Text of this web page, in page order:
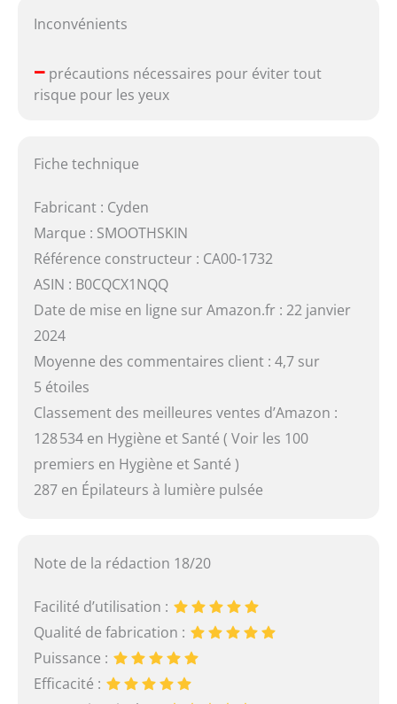
Inconvénients
–précautions nécessaires pour éviter tout
risque pour les yeux
Fiche technique
Fabricant : Cyden
Marque : SMOOTHSKIN
Référence constructeur : CA00-1732
ASIN : B0CQCX1NQQ
Date de mise en ligne sur Amazon.fr : 22 janvier
2024
Moyenne des commentaires client : 4,7 sur
5 étoiles
Classement des meilleures ventes d’Amazon :
128 534 en Hygiène et Santé ( Voir les 100
premiers en Hygiène et Santé )
287 en Épilateurs à lumière pulsée
Note de la rédaction 18/20
Facilité d’utilisation :
Qualité de fabrication :
Puissance :
Efficacité :